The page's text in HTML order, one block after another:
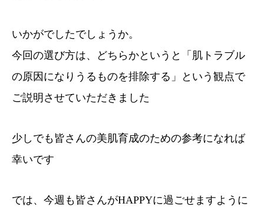
いかがでしたでしょうか。
今回の選び方は、どちらかというと「肌トラブル
の原因になりうるものを排除する」という観点で
ご説明させていただきました
少しでも皆さんの美肌育成のための参考になれば
幸いです
では、今週も皆さんがHAPPYに過ごせますように